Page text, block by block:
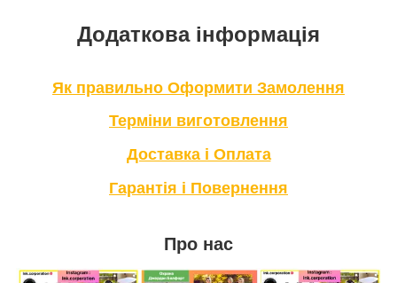
Додаткова інформація
Як правильно Оформити Замолення
Терміни виготовлення
Доставка і Оплата
Гарантія і Повернення
Про нас